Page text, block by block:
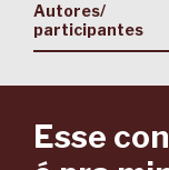
Autores/
participantes
Esse